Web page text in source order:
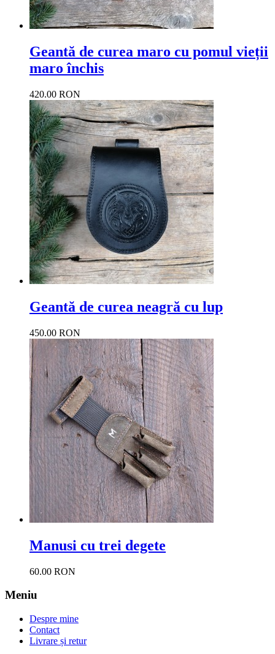
Geantă de curea maro cu pomul vieții
maro închis
420.00 RON
Geantă de curea neagră cu lup
450.00 RON
Manusi cu trei degete
60.00 RON
Meniu
Despre mine
Contact
Livrare și retur